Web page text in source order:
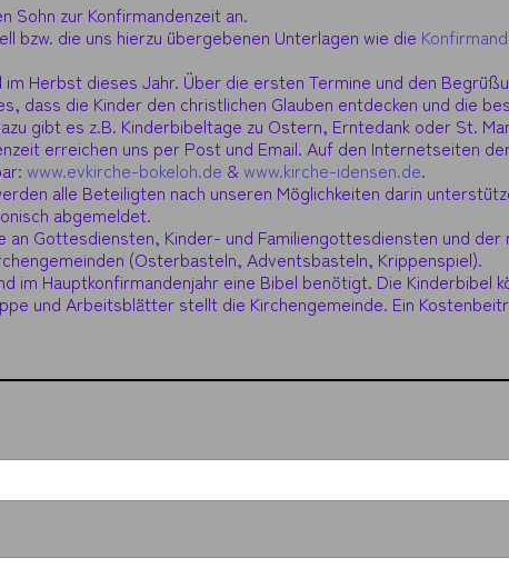
Sohn zur Konfirmandenzeit an.
bzw. die uns hierzu übergebenen Unterlagen wie die
Herbst dieses Jahr. Über die ersten Termine und den
dass die Kinder den christlichen Glauben entdecken und die
gibt es z.B. Kinderbibeltage zu Ostern, Erntedank oder St.
erreichen uns per Post und Email. Auf den Internetseiten
www.evkirche-bokeloh.de &www.kirche-idensen.de.
alle Beteiligten nach unseren Möglichkeiten darin
abgemeldet.
Gottesdiensten, Kinder- und Familiengottesdiensten und der
(Osterbasteln, Adventsbasteln, Krippenspiel).
im Hauptkonfirmandenjahr eine Bibel benötigt. Die Kinderbibel
und Arbeitsblätter stellt die Kirchengemeinde. Ein